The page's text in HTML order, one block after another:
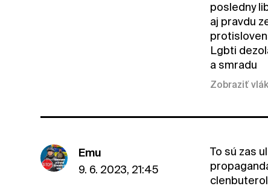
posledny
aj pravdu
Lgbti
a smradu
Zobraziť
Emu
9. 6. 2023, 21:45
To sú zas